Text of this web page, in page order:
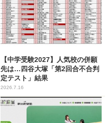
【中学受験2027】人気校の併願
先は…四谷大塚「第2回合不合判
定テスト」結果
2026.7.16